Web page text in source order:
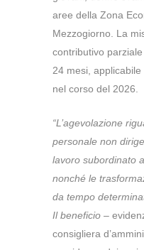
aree della Zona
Mezzogiorno. La
contributivo
24 mesi,
nel corso del 2026.
“L’agevolazione
personale non
lavoro subordinato
nonché le
da tempo
Il beneficio –
consigliera